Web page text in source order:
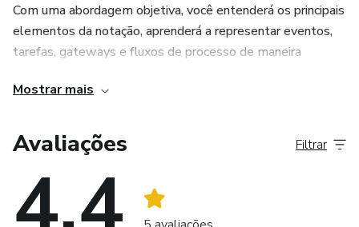
mundo real.
Com uma abordagem objetiva, você entenderá os principais
elementos da notação, aprenderá a representar eventos,
tarefas, gateways e fluxos de processo de maneira
eficiência organizacional.
Se você deseja dominar BPMN e se destacar na
modelagem de processos, este curso é para você! 🚀
Mostrar mais
Avaliações Filtrar